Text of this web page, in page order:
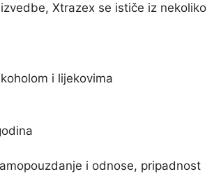
Xtrazex se ističe iz nekoliko
i lijekovima
i odnose, pripadnost